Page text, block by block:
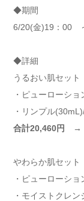
◆期間
6/20(金)19：00
◆詳細
うるおい肌セット
・ピューローシ
・リンプル
合計20,460円
やわらか肌セット
・ピューローシ
・モイストクレ